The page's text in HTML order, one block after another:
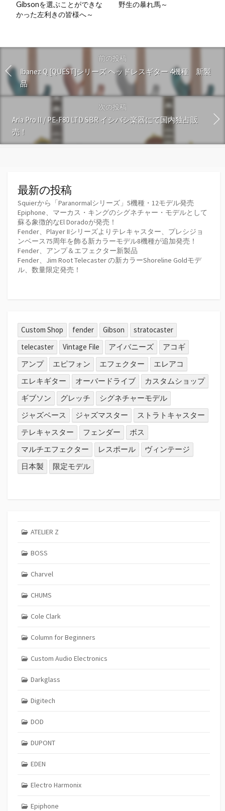
Gibsonを選ぶことができな
かった左利きの皆様へ～
野生の暴れ馬～
前の投稿
Ibanez Q [QUEST]シリーズ ヘッドレスギター 4機種 新製
品
次の投稿
Aria Pro II / PE-F80 LTD SBR イシバシ楽器にて国内独占販
売！
最新の投稿
Squierから「Paranormalシリーズ」5機種・12モデル発売
Epiphone、マーカス・キングのシグネチャー・モデルとして
蘇る象徴的なEl Doradoが発売！
Fender、Player IIシリーズよりテレキャスター、プレシジョ
ンベース75周年を飾る新カラーモデル8機種が追加発売！
Fender、アンプ＆エフェクター新製品
Fender、Jim Root Telecaster の新カラーShoreline Goldモデ
ル、数量限定発売！
Custom Shop fender Gibson
stratocaster
telecaster
Vintage File アイバニーズ
アコギ
アンプ
エピフォン エフェクター
エレアコ
エレキギター
オーバードライブ
カスタムショップ
ギブソン
グレッチ
シグネチャーモデル
ジャズベース
ジャズマスター
ストラトキャスター
テレキャスター
フェンダー
ボス
マルチエフェクター
レスポール
ヴィンテージ
日本製
限定モデル
ATELIER Z
BOSS
Charvel
CHUMS
Cole Clark
Column for Beginners
Custom Audio Electronics
Darkglass
Digitech
DOD
DUPONT
EDEN
Electro Harmonix
Epiphone